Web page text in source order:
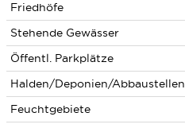
Friedhöfe
Stehende Gewässer
Öffentl. Parkplätze
Halden/Deponien/Abbaustellen
Feuchtgebiete